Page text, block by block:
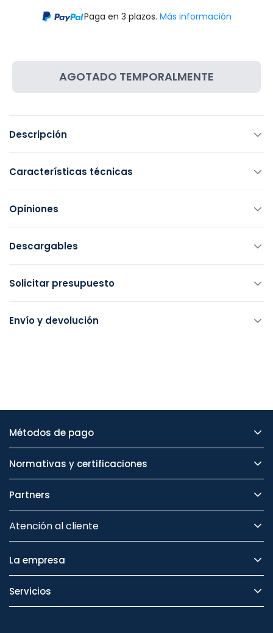
Paga en 3 plazos. Más información
AGOTADO TEMPORALMENTE
Descripción
Características técnicas
Opiniones
Descargables
Solicitar presupuesto
Envío y devolución
Métodos de pago
Normativas y certificaciones
Partners
Atención al cliente
La empresa
Servicios